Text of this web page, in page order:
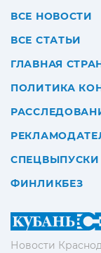
Новости
ВСЕ НОВОСТИ
ВСЕ СТАТЬИ
ГЛАВНАЯ
ПОЛИТИКА
СПЕЦВЫПУСКИ
ФИНЛИКБЕЗ